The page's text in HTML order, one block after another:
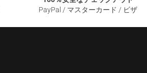
PayPal / マスターカード / ビザ